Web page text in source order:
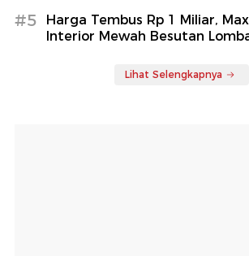
#5
Harga Tembus Rp 1 Miliar,
Interior Mewah Besutan
Lihat Selengkapnya